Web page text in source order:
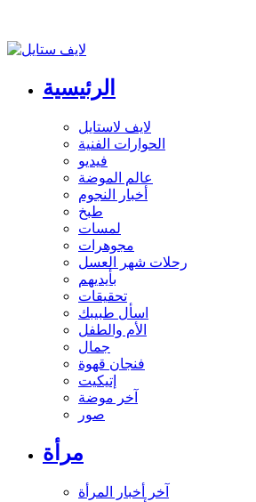
الرئيسية
لايف لاستايل
الحوارات الفنية
فيديو
عالم الموضة
أخبار النجوم
طبخ
لمسات
مجوهرات
رحلات شهر العسل
بأيديهم
تحقيقات
اسأل طبيبك
الأم والطفل
جمال
فنجان قهوة
إتيكيت
آخر موضة
صور
مرأة
آخر أخبار المرأة